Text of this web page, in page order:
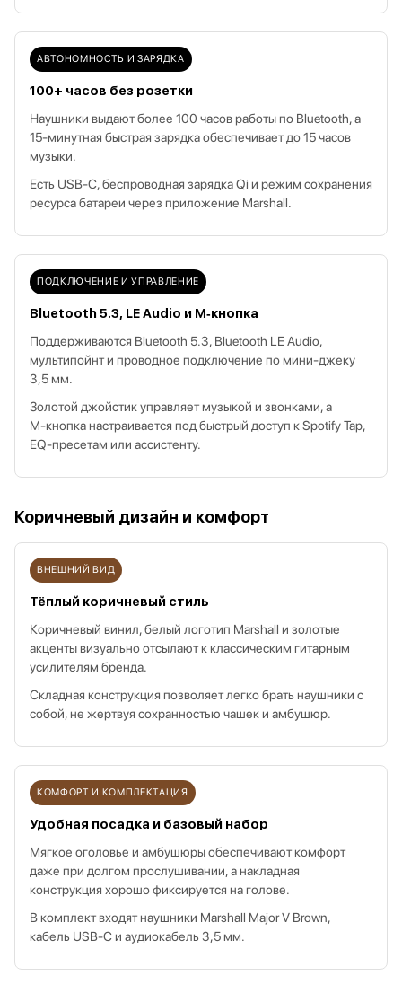
АВТОНОМНОСТЬ И ЗАРЯДКА
100+ часов без розетки
Наушники выдают более 100 часов работы по Bluetooth, а
15‑минутная быстрая зарядка обеспечивает до 15 часов
музыки.
Есть USB‑C, беспроводная зарядка Qi и режим сохранения
ресурса батареи через приложение Marshall.
ПОДКЛЮЧЕНИЕ И УПРАВЛЕНИЕ
Bluetooth 5.3, LE Audio и M‑кнопка
Поддерживаются Bluetooth 5.3, Bluetooth LE Audio,
мультипойнт и проводное подключение по мини‑джеку
3,5 мм.
Золотой джойстик управляет музыкой и звонками, а
M‑кнопка настраивается под быстрый доступ к Spotify Tap,
EQ‑пресетам или ассистенту.
Коричневый дизайн и комфорт
ВНЕШНИЙ ВИД
Тёплый коричневый стиль
Коричневый винил, белый логотип Marshall и золотые
акценты визуально отсылают к классическим гитарным
усилителям бренда.
Складная конструкция позволяет легко брать наушники с
собой, не жертвуя сохранностью чашек и амбушюр.
КОМФОРТ И КОМПЛЕКТАЦИЯ
Удобная посадка и базовый набор
Мягкое оголовье и амбушюры обеспечивают комфорт
даже при долгом прослушивании, а накладная
конструкция хорошо фиксируется на голове.
В комплект входят наушники Marshall Major V Brown,
кабель USB‑C и аудиокабель 3,5 мм.